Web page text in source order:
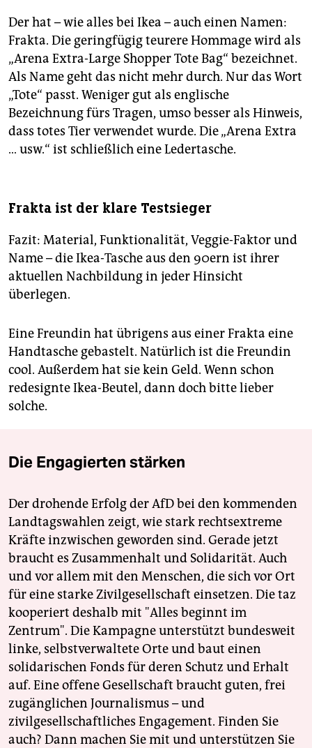
Der hat – wie alles bei Ikea – auch einen Namen:
Frakta. Die geringfügig teurere Hommage wird als
„Arena Extra-Large Shopper Tote Bag“ bezeichnet.
Als Name geht das nicht mehr durch. Nur das Wort
„Tote“ passt. Weniger gut als englische
Bezeichnung fürs Tragen, umso besser als Hinweis,
dass totes Tier verwendet wurde. Die „Arena Extra
… usw.“ ist schließlich eine Ledertasche.
Frakta ist der klare Testsieger
Fazit: Material, Funktionalität, Veggie-Faktor und
Name – die Ikea-Tasche aus den 90ern ist ihrer
aktuellen Nachbildung in jeder Hinsicht
überlegen.
Eine Freundin hat übrigens aus einer Frakta eine
Handtasche gebastelt. Natürlich ist die Freundin
cool. Außerdem hat sie kein Geld. Wenn schon
redesignte Ikea-Beutel, dann doch bitte lieber
solche.
Die Engagierten stärken
Der drohende Erfolg der AfD bei den kommenden
Landtagswahlen zeigt, wie stark rechtsextreme
Kräfte inzwischen geworden sind. Gerade jetzt
braucht es Zusammenhalt und Solidarität. Auch
und vor allem mit den Menschen, die sich vor Ort
für eine starke Zivilgesellschaft einsetzen. Die taz
kooperiert deshalb mit "Alles beginnt im
Zentrum". Die Kampagne unterstützt bundesweit
linke, selbstverwaltete Orte und baut einen
solidarischen Fonds für deren Schutz und Erhalt
auf. Eine offene Gesellschaft braucht guten, frei
zugänglichen Journalismus – und
zivilgesellschaftliches Engagement. Finden Sie
auch? Dann machen Sie mit und unterstützen Sie